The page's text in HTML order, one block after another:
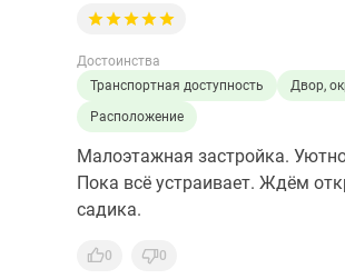
Достоинства
Транспортная доступность
Двор,
Расположение
Малоэтажная застройка.
Пока всё устраивает. Ждём
садика.
0 0